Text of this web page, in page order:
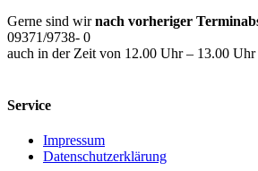
Gerne sind wirnach vorheriger
09371/9738- 0
auch in der Zeit von 12.00 Uhr – 13.00 Uhr
Service
Impressum
Datenschutzerklärung